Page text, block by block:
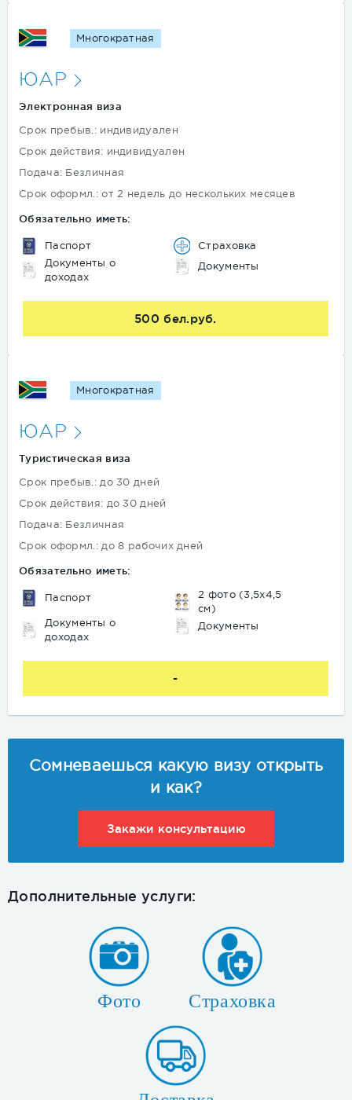
Многократная
ЮАР
Электронная виза
Срок пребыв.: индивидуален
Срок действия: индивидуален
Подача: Безличная
Срок оформл.: от 2 недель до нескольких месяцев
Обязательно иметь:
Паспорт
Страховка
Документы о
доходах
Документы
500 бел.руб.
Многократная
ЮАР
Туристическая виза
Срок пребыв.: до 30 дней
Срок действия: до 30 дней
Подача: Безличная
Срок оформл.: до 8 рабочих дней
Обязательно иметь:
Паспорт
2 фото (3,5х4,5
см)
Документы о
доходах
Документы
-
Сомневаешься какую визу открыть
и как?
Закажи консультацию
Дополнительные услуги:
Фото Страховка